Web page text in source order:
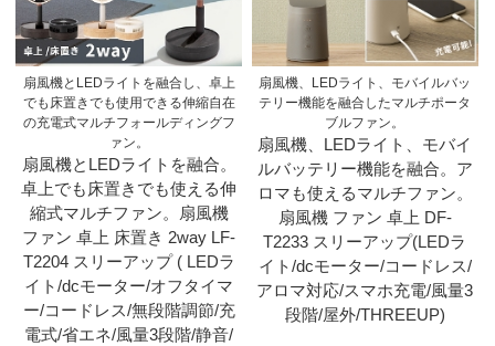
扇風機とLEDライトを融合し、卓上
でも床置きでも使用できる伸縮自在
の充電式マルチフォールディングフ
ァン。
扇風機とLEDライトを融合。
卓上でも床置きでも使える伸
縮式マルチファン。扇風機
ファン 卓上 床置き 2way LF-
T2204 スリーアップ ( LEDラ
イト/dcモーター/オフタイマ
ー/コードレス/無段階調節/充
電式/省エネ/風量3段階/静音/
扇風機、LEDライト、モバイルバッ
テリー機能を融合したマルチポータ
ブルファン。
扇風機、LEDライト、モバイ
ルバッテリー機能を融合。ア
ロマも使えるマルチファン。
扇風機 ファン 卓上 DF-
T2233 スリーアップ(LEDラ
イト/dcモーター/コードレス/
アロマ対応/スマホ充電/風量3
段階/屋外/THREEUP)